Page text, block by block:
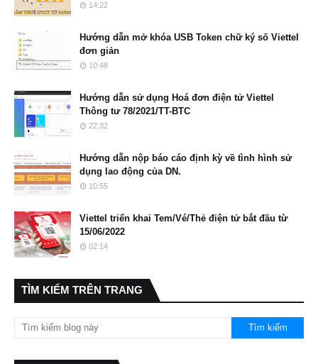
14:22
Hướng dẫn mở khóa USB Token chữ ký số Viettel
đơn giản
10:48
Hướng dẫn sử dụng Hoá đơn điện tử Viettel
Thông tư 78/2021/TT-BTC
22:32
Hướng dẫn nộp báo cáo định kỳ về tình hình sử
dụng lao động của DN.
10:55
Viettel triển khai Tem/Vé/Thẻ điện tử bắt đầu từ
15/06/2022
02:14
TÌM KIẾM TRÊN TRANG